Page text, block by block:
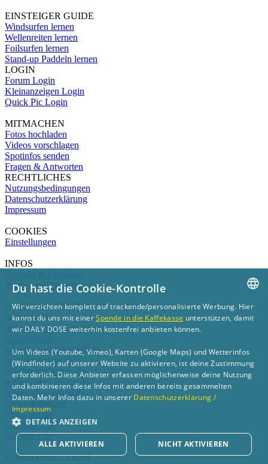
EINSTEIGER GUIDE
Windsurfen lernen
Wellenreiten lernen
Foilsurfen lernen
Stand-up Paddeln lernen
LOGIN
Forum Login
Kleinanzeigen Login
Quick Pic Login
MITMACHEN
Fotos hochladen
Videos vorschlagen
Spotinfos senden
Fragen & Antworten
RECHTLICHES
Nutzungsbedingungen
Datenschutzerklärung
Impressum
COOKIES
Einstellungen
INFOS
Werbemöglichkeiten
UNSERE WEBSITES
dailydose.de
dailydose.de/en(english)
wingdaily.de/en(english)
dailydose-shop.de
windsurfen-lernen.de
wellenreiten-lernen.de
wingsurfen-lernen.de
surfen-lernen.de
foilsurfen.de
sup-basics.de
ski-basics.de
© 2026 DAILY DOSE
GERMAN
Du hast die Cookie-Kontrolle
Wir verzichten komplett auf trackende/personalisierte Werbung. Hier
kannst du uns mit einerSpende in die Kaffekasse unterstützen, damit
wir DAILY DOSE weiterhin kostenfrei anbieten können.
Um Videos (Youtube, Vimeo), Karten (Google Maps) und Wetterinfos
(Windfinder) auf unserer Website zu aktivieren, ist deine Zustimmung
erforderlich. Diese Anbieter erfassen möglicherweise deine Nutzung
und kombinieren diese Infos mit anderen bereits gesammelten
Daten. Mehr Infos dazu in unserer Datenschutzerklärung /
Impressum
DETAILS ANZEIGEN
ALLE AKTIVIEREN NICHT AKTIVIEREN